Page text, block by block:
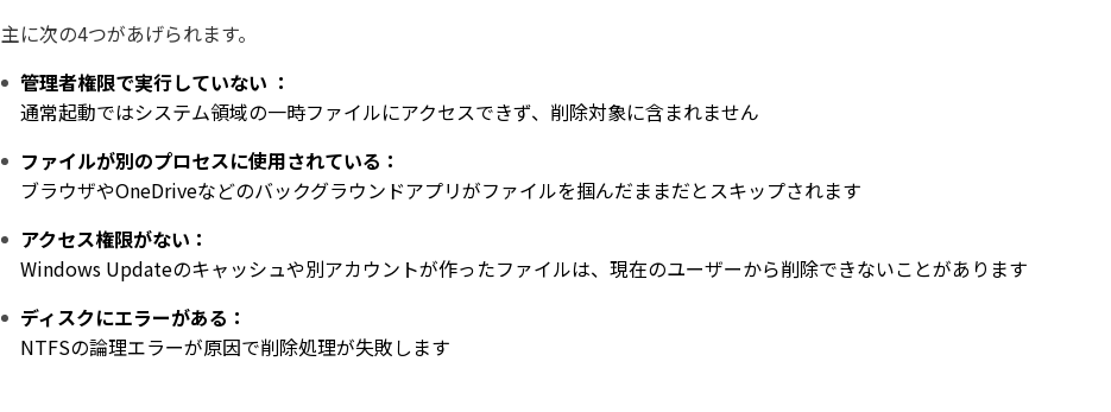
主に次の4つがあげられます。
管理者権限で実行していない ：
通常起動ではシステム領域の一時ファイルにアクセスできず、削除対象に含まれません
ファイルが別のプロセスに使用されている：
ブラウザやOneDriveなどのバックグラウンドアプリがファイルを掴んだままだとスキップされます
アクセス権限がない：
Windows Updateのキャッシュや別アカウントが作ったファイルは、現在のユーザーから削除できないことがあります
ディスクにエラーがある：
NTFSの論理エラーが原因で削除処理が失敗します